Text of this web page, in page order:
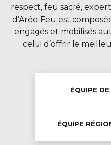
respect, feu sacré,
d’Aréo-Feu est
engagés et mobilisés
celui d’offrir le
ÉQUIPE
ÉQUIPE